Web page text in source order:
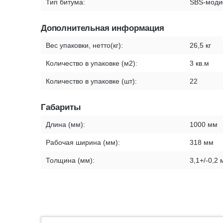
Тип битума: SBS-
Дополнительная информация
Вес упаковки, нетто(кг): 26,5 кг
Количество в упаковке (м2): 3 кв.м
Количество в упаковке (шт): 22
Габариты
Длина (мм): 1000 мм
Рабочая ширина (мм): 318 мм
Толщина (мм): 3,1+/-0,2